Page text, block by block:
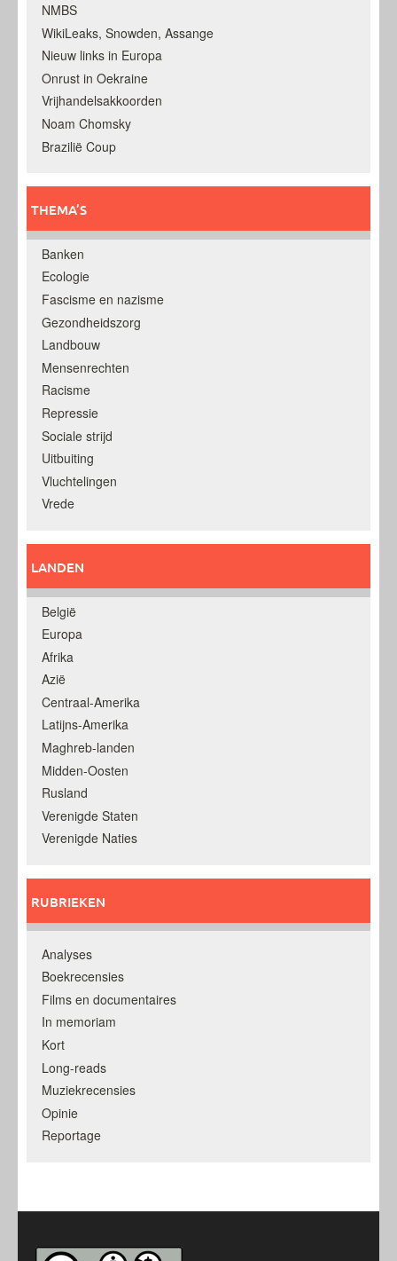
NMBS
WikiLeaks, Snowden, Assange
Nieuw links in Europa
Onrust in Oekraine
Vrijhandelsakkoorden
Noam Chomsky
Brazilië Coup
THEMA’S
Banken
Ecologie
Fascisme en nazisme
Gezondheidszorg
Landbouw
Mensenrechten
Racisme
Repressie
Sociale strijd
Uitbuiting
Vluchtelingen
Vrede
LANDEN
België
Europa
Afrika
Azië
Centraal-Amerika
Latijns-Amerika
Maghreb-landen
Midden-Oosten
Rusland
Verenigde Staten
Verenigde Naties
RUBRIEKEN
Analyses
Boekrecensies
Films en documentaires
In memoriam
Kort
Long-reads
Muziekrecensies
Opinie
Reportage